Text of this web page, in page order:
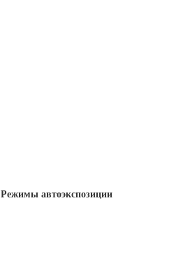
Режимы автоэкспозиции